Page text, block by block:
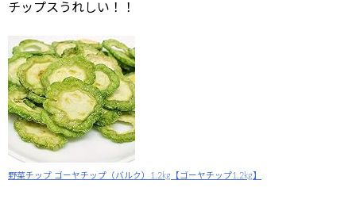
チップスうれしい！！
野菜チップ ゴーヤチップ（バルク）1.2kg【ゴーヤチップ1.2kg】